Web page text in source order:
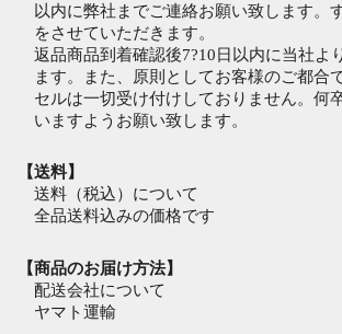
以内に弊社までご連絡お願い致します。
をさせていただきます。
返品商品到着確認後7?10日以内に当社よ
ます。また、原則としてお客様のご都合
セルは一切受け付けしておりません。何
いますようお願い致します。
【送料】
送料（税込）について
全品送料込みの価格です
【商品のお届け方法】
配送会社について
ヤマト運輸